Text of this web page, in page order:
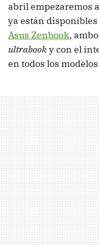
abril empezaremos
ya están
Asus Zenbook,
ultrabooky con el
en todos los